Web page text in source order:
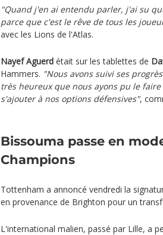
"Quand j'en ai entendu parler, j'ai su
parce que c'est le rêve de tous les
avec les Lions de l'Atlas.
Nayef Aguerd était sur les tablettes de
Hammers. "Nous avons suivi ses
très heureux que nous ayons pu le
s'ajouter à nos options défensives",
Bissouma passe en
Champions
Tottenham a annoncé vendredi la
en provenance de Brighton pour un
L'international malien, passé par Lille, a